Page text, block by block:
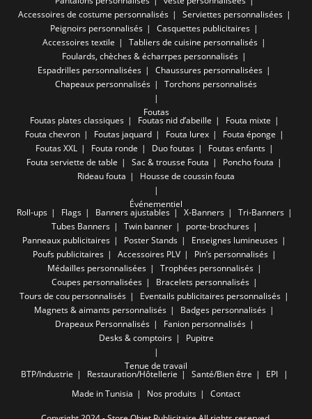
Accessoires de costume personnalisés
Serviettes personnalisées
Peignoirs personnalisés
Casquettes publicitaires
Accessoires textile
Tabliers de cuisine personnalisés
Foulards, chèches & écharrpes personnalisés
Espadrilles personnalisées
Chaussures personnalisées
Chapeaux personnalisés
Torchons personnalisés
Foutas
Foutas plates classiques Foutas nid d’abeille
Fouta mixte
Fouta chevron
Foutas jaquard Fouta lurex
Fouta éponge
Foutas XXL
Fouta ronde Duo foutas
Foutas enfants
Fouta serviette de table
Sac & trousse Fouta
Poncho fouta
Rideau fouta
Housse de coussin fouta
Événementiel
Roll-ups Flags Banners ajustables X-Banners
Tri-Banners
Tubes Banners
Twin banner
porte-brochures
Panneaux publicitaires
Poster Stands
Enseignes lumineuses
Poufs publicitaires
Accessoires PLV
Pin’s personnalisés
Médailles personnalisées
Trophées personnalisés
Coupes personnalisées
Bracelets personnalisés
Tours de cou personnalisés
Eventails publicitaires personnalisés
Magnets & aimants personnalisés
Badges personnalisés
Drapeaux Personnalisés
Fanion personnalisés
Desks & comptoirs
Pupitre
Tenue de travail
BTP/Industrie Restauration/Hôtellerie Santé/Bien être
EPI
Made in Tunisia
Nos produits Contact